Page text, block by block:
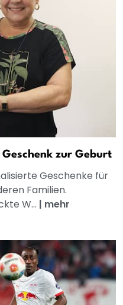
zur Geburt
Geschenke für
Familien.
W... | mehr